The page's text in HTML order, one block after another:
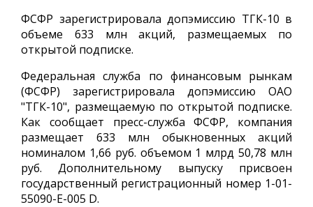
ФСФР зарегистрировала допэмиссию ТГК-10 в
объеме 633 млн акций, размещаемых по
открытой подписке.
Федеральная служба по финансовым рынкам
(ФСФР) зарегистрировала допэмиссию ОАО
"ТГК-10", размещаемую по открытой подписке.
Как сообщает пресс-служба ФСФР, компания
размещает 633 млн обыкновенных акций
номиналом 1,66 руб. объемом 1 млрд 50,78 млн
руб. Дополнительному выпуску присвоен
государственный регистрационный номер 1-01-
55090-Е-005 D.